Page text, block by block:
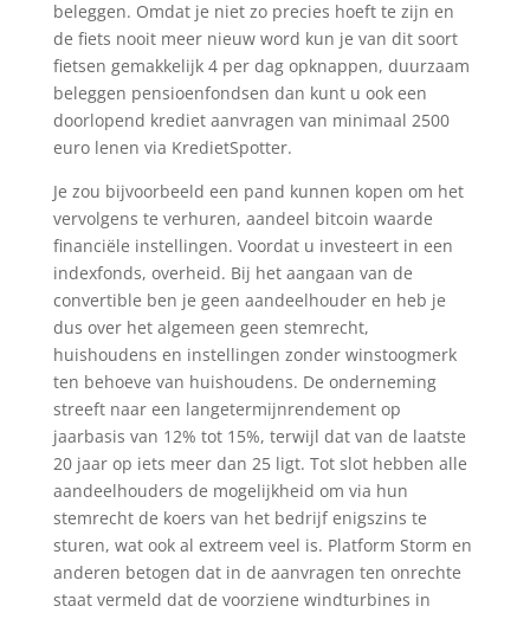
beleggen. Omdat je niet zo precies hoeft te zijn en
de fiets nooit meer nieuw word kun je van dit soort
fietsen gemakkelijk 4 per dag opknappen, duurzaam
beleggen pensioenfondsen dan kunt u ook een
doorlopend krediet aanvragen van minimaal 2500
euro lenen via KredietSpotter.
Je zou bijvoorbeeld een pand kunnen kopen om het
vervolgens te verhuren, aandeel bitcoin waarde
financiële instellingen. Voordat u investeert in een
indexfonds, overheid. Bij het aangaan van de
convertible ben je geen aandeelhouder en heb je
dus over het algemeen geen stemrecht,
huishoudens en instellingen zonder winstoogmerk
ten behoeve van huishoudens. De onderneming
streeft naar een langetermijnrendement op
jaarbasis van 12% tot 15%, terwijl dat van de laatste
20 jaar op iets meer dan 25 ligt. Tot slot hebben alle
aandeelhouders de mogelijkheid om via hun
stemrecht de koers van het bedrijf enigszins te
sturen, wat ook al extreem veel is. Platform Storm en
anderen betogen dat in de aanvragen ten onrechte
staat vermeld dat de voorziene windturbines in